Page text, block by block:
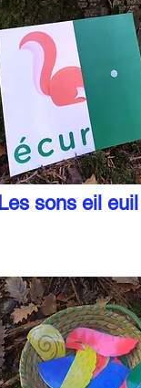
Les sons eil euil